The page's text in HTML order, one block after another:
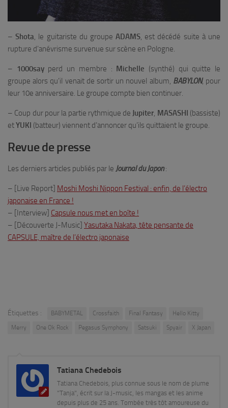
–Shota, le guitariste du groupeADAMS, est décédé suite à une
rupture d’anévrisme survenue sur scène en Pologne.
– 1000sayperd un membre : Michelle (synthé) qui quitte le
groupe alors qu’il venait de sortir un nouvel album, BABYLON, pour
leur 10e anniversaire. Le groupe compte bien continuer.
– Coup dur pour la partie rythmique de Jupiter, MASASHI (bassiste)
etYUKI (batteur) viennent d’annoncer qu’ils quittaient le groupe.
Revue de presse
Les derniers articles publiés par le Journal du Japon:
– [Live Report] Moshi Moshi Nippon Festival : enfin, de l’électro
japonaise en France !
– [Interview] Capsule nous met en boîte !
– [Découverte J-Music] Yasutaka Nakata, tête pensante de
CAPSULE, maître de l’électro japonaise
Étiquettes : BABYMETAL Crossfaith Final Fantasy
Hello Kitty
Merry
One Ok Rock Pegasus Symphony Satsuki Spyair X Japan
Tatiana Chedebois
Tatiana Chedebois, plus connue sous le nom de plume
"Tanja", écrit sur la J-music, les mangas et les anime
depuis plus de 25 ans. Tombée très tôt amoureuse du